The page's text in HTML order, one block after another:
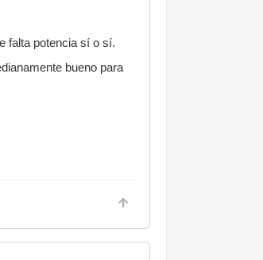
falta potencia sí o sí.
bueno para